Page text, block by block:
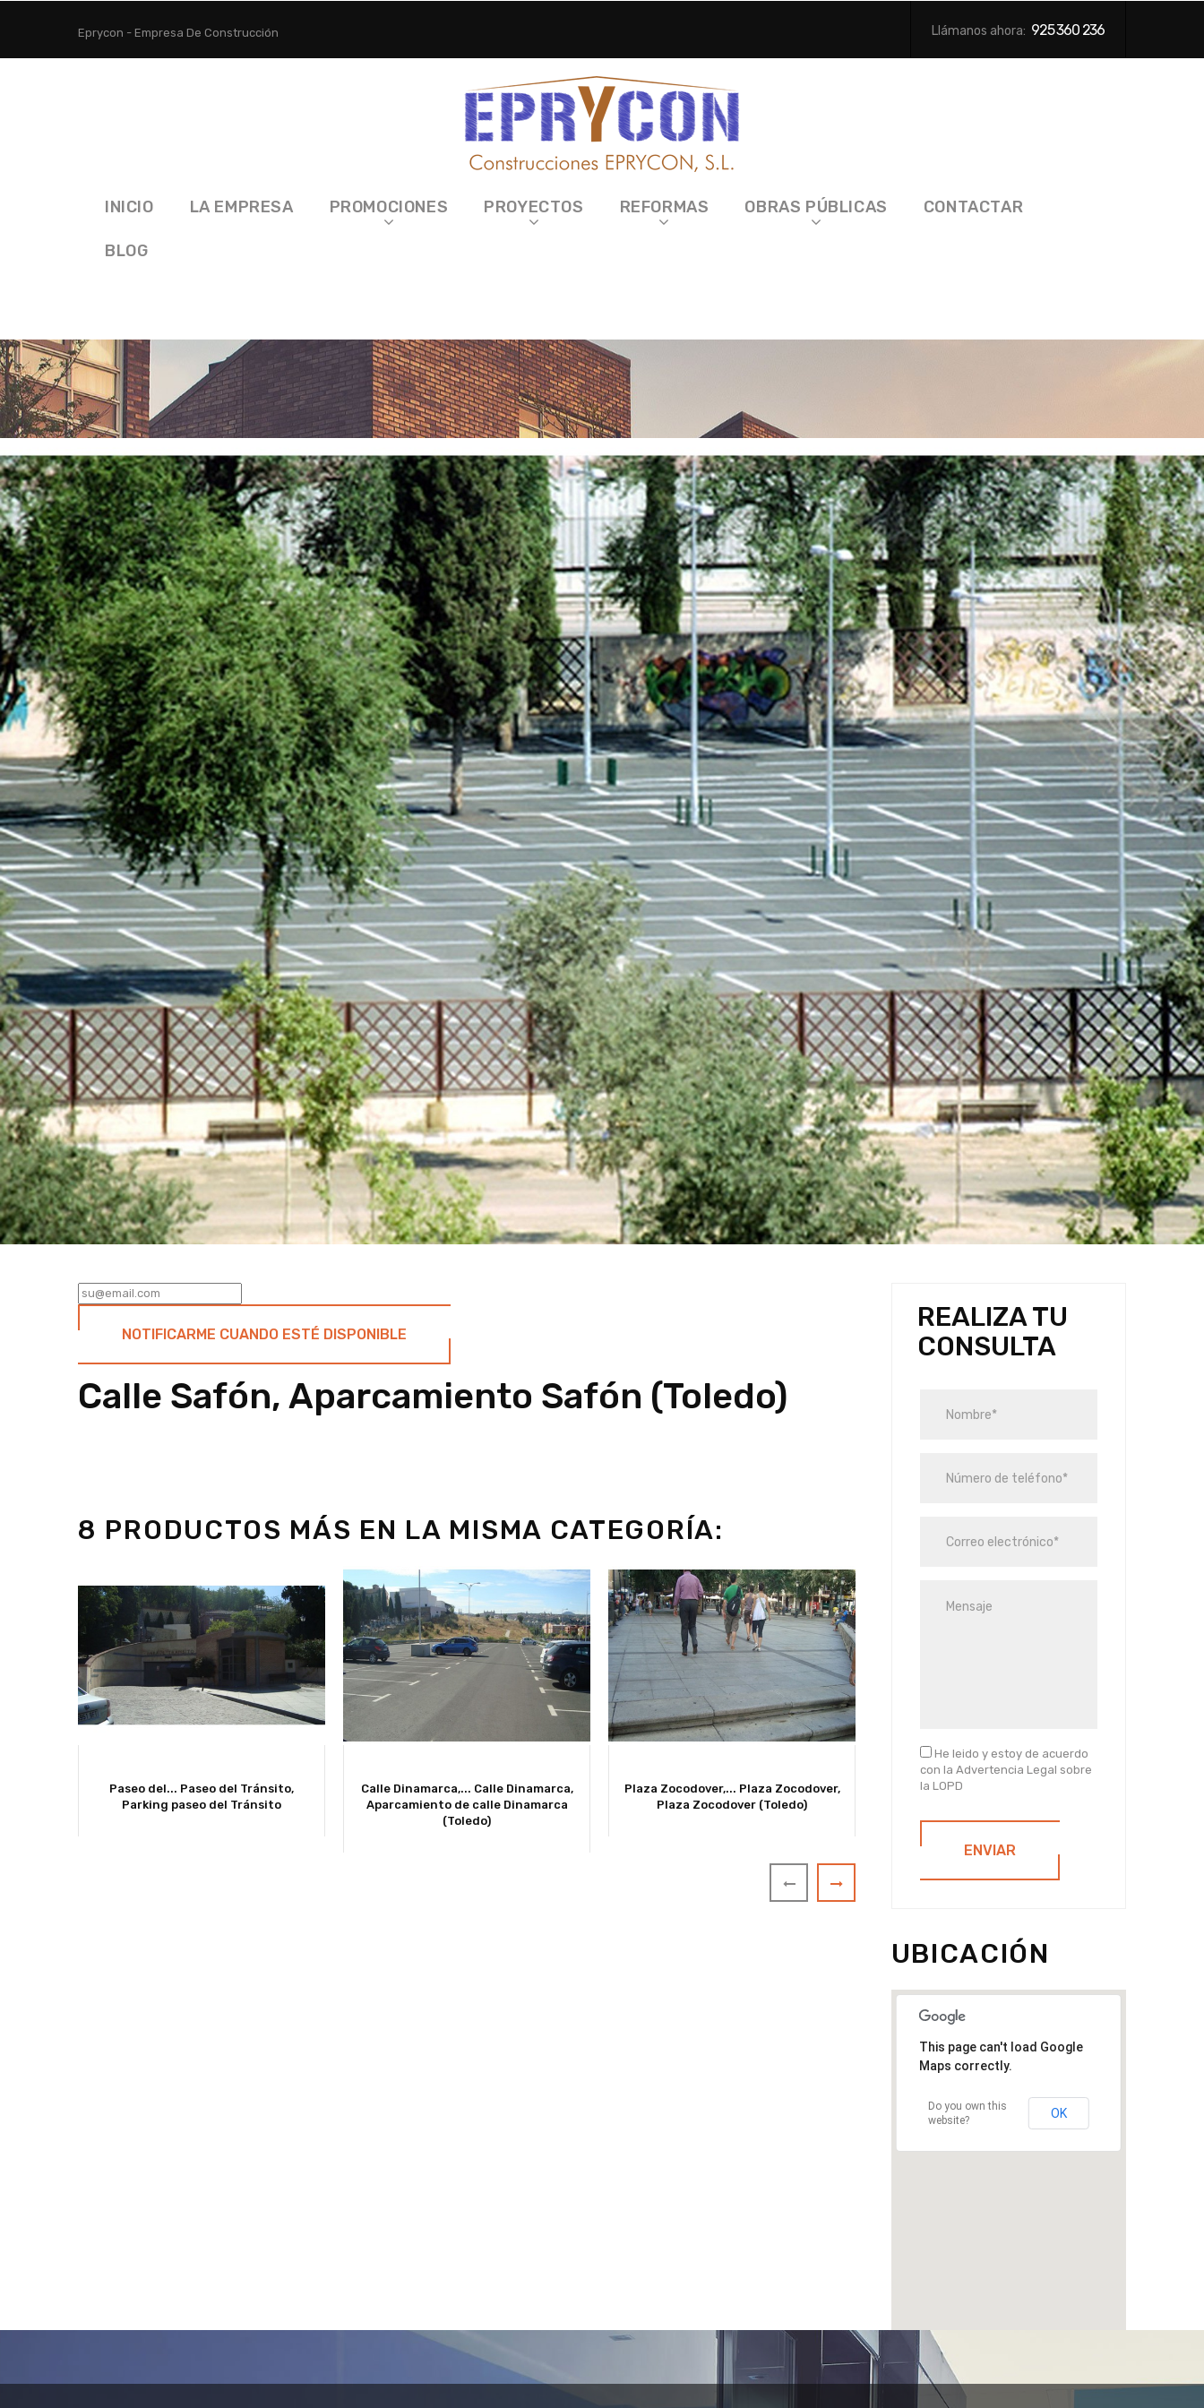
Eprycon - Empresa De Construcción Llámanos ahora: 925 360 236
INICIO LA EMPRESA PROMOCIONES PROYECTOS REFORMAS OBRAS PÚBLICAS CONTACTAR
BLOG
Inicio Obras Públicas Calle Safón, Aparcamiento Safón (Toledo)
NOTIFICARME CUANDO ESTÉ DISPONIBLE
Calle Safón, Aparcamiento Safón (Toledo)
8 PRODUCTOS MÁS EN LA MISMA CATEGORÍA:
Paseo del... Paseo del Tránsito,
Parking paseo del Tránsito
Calle Dinamarca,... Calle Dinamarca,
Aparcamiento de calle Dinamarca
(Toledo)
Plaza Zocodover,... Plaza Zocodover,
Plaza Zocodover (Toledo)
Puerta del Sol,...
(Toledo)
REALIZA TU
CONSULTA
He leido y estoy de acuerdo
con la Advertencia Legal sobre
la LOPD
ENVIAR
UBICACIÓN
This page can't load Google
Maps correctly.
Do you own this
website?
OK